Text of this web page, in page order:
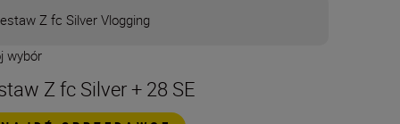
Z fc Silver Vlogging
wybór
Z fc Silver + 28 SE